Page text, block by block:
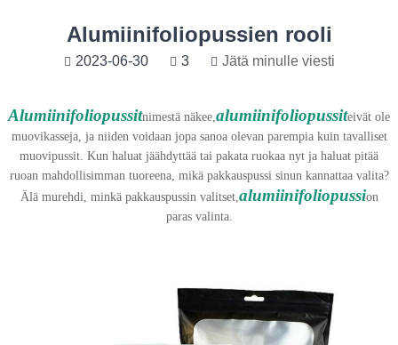
Alumiinifoliopussien rooli
2023-06-30 3 Jätä minulle viesti
Alumiinifoliopussitnimestä näkee,alumiinifoliopussiteivät ole
muovikasseja, ja niiden voidaan jopa sanoa olevan parempia kuin tavalliset
muovipussit. Kun haluat jäähdyttää tai pakata ruokaa nyt ja haluat pitää
ruoan mahdollisimman tuoreena, mikä pakkauspussi sinun kannattaa valita?
Älä murehdi, minkä pakkauspussin valitset,alumiinifoliopussion
paras valinta.